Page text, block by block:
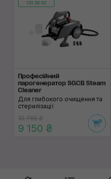
131:30:03
Професійний
парогенератор SGCB Steam
Cleaner
Для глибокого очищення та
стерилізації
10 765 ₴
9 150 ₴